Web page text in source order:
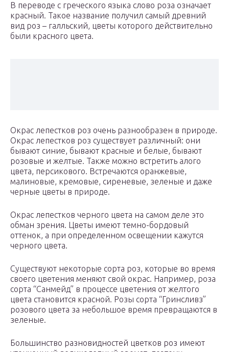
В переводе с греческого языка слово роза означает
красный. Такое название получил самый древний
вид роз – галльский, цветы которого действительно
были красного цвета.
Окрас лепестков роз очень разнообразен в природе.
Окрас лепестков роз существует различный: они
бывают синие, бывают красные и белые, бывают
розовые и желтые. Также можно встретить алого
цвета, персикового. Встречаются оранжевые,
малиновые, кремовые, сиреневые, зеленые и даже
черные цветы в природе.
Окрас лепестков черного цвета на самом деле это
обман зрения. Цветы имеют темно-бордовый
оттенок, а при определенном освещении кажутся
черного цвета.
Существуют некоторые сорта роз, которые во время
своего цветения меняют свой окрас. Например, роза
сорта “Санмейд” в процессе цветения от желтого
цвета становится красной. Розы сорта “Гринсливз”
розового цвета за небольшое время превращаются в
зеленые.
Большинство разновидностей цветков роз имеют